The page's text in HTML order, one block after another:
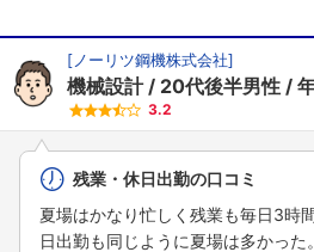
[ ノーリツ鋼機株式会社]
機械設計 20代後半男性
3.2
残業・休日出勤の口コミ
夏場はかなり忙しく残業も毎日3時
日出勤も同じように夏場は多かっ